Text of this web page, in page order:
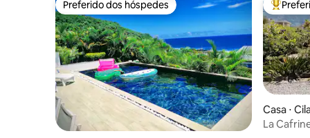
Preferido dos hóspedes
Preferido dos hóspedes Entre
Casa ⋅
La